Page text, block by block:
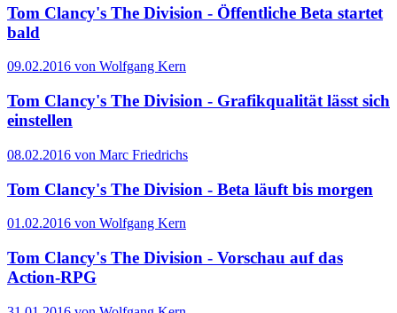
Tom Clancy's The Division - Öffentliche Beta startet
bald
09.02.2016 von Wolfgang Kern
Tom Clancy's The Division - Grafikqualität lässt sich
einstellen
08.02.2016 von Marc Friedrichs
Tom Clancy's The Division - Beta läuft bis morgen
01.02.2016 von Wolfgang Kern
Tom Clancy's The Division - Vorschau auf das
Action-RPG